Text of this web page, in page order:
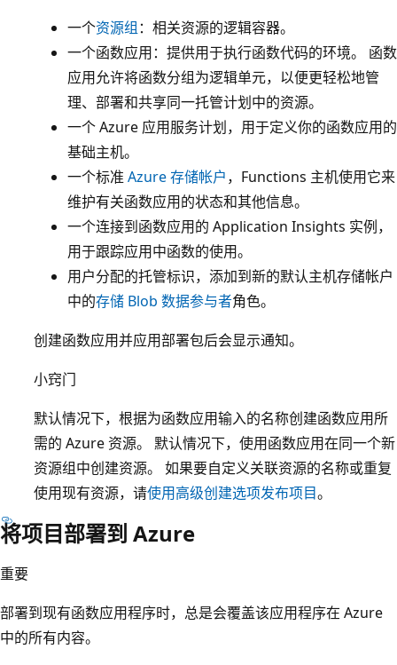
一个资源组 ：相关资源的逻辑容器。
一个函数应用：提供用于执行函数代码的环境。 函数
应用允许将函数分组为逻辑单元，以便更轻松地管
理、部署和共享同一托管计划中的资源。
一个 Azure 应用服务计划，用于定义你的函数应用的
基础主机。
一个标准 Azure 存储帐户，Functions 主机使用它来
维护有关函数应用的状态和其他信息。
一个连接到函数应用的 Application Insights 实例，
用于跟踪应用中函数的使用。
用户分配的托管标识，添加到新的默认主机存储帐户
中的存储 Blob 数据参与者角色。
创建函数应用并应用部署包后会显示通知。
小窍门
默认情况下，根据为函数应用输入的名称创建函数应用所
需的 Azure 资源。 默认情况下，使用函数应用在同一个新
资源组中创建资源。 如果要自定义关联资源的名称或重复
使用现有资源，请使用高级创建选项发布项目。
将项目部署到 Azure
重要
部署到现有函数应用程序时，总是会覆盖该应用程序在 Azure
中的所有内容。